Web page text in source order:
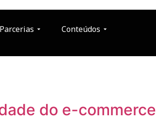
Parcerias Conteúdos
do e-commerce